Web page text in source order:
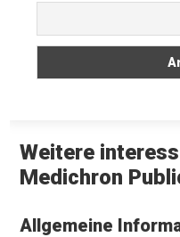
Weitere
Medichron
Allgemeine